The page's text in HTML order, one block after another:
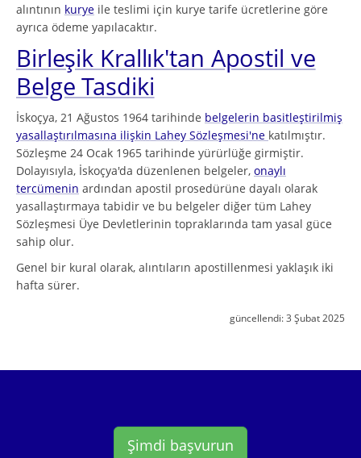
alıntının kurye ile teslimi için kurye tarife ücretlerine göre
ayrıca ödeme yapılacaktır.
Birleşik Krallık'tan Apostil ve
Belge Tasdiki
İskoçya, 21 Ağustos 1964 tarihinde belgelerin basitleştirilmiş
yasallaştırılmasına ilişkin Lahey Sözleşmesi'ne katılmıştır.
Sözleşme 24 Ocak 1965 tarihinde yürürlüğe girmiştir.
Dolayısıyla, İskoçya'da düzenlenen belgeler, onaylı
tercümenin ardından apostil prosedürüne dayalı olarak
yasallaştırmaya tabidir ve bu belgeler diğer tüm Lahey
Sözleşmesi Üye Devletlerinin topraklarında tam yasal güce
sahip olur.
Genel bir kural olarak, alıntıların apostillenmesi yaklaşık iki
hafta sürer.
güncellendi:3 Şubat 2025
Şimdi başvurun